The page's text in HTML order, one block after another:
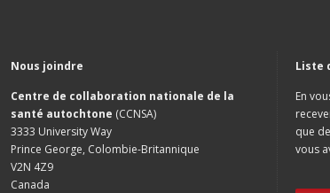
Nous joindre
Centre de collaboration nationale de la
santé autochtone (CCNSA)
3333 University Way
Prince George, Colombie-Britannique
V2N 4Z9
Canada
Liste
En
que
vous